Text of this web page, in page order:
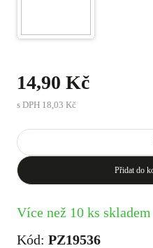
14,90 Kč
s DPH 18,03 Kč
Přidat do
Více než 10 ks skladem
Kód: PZ19536